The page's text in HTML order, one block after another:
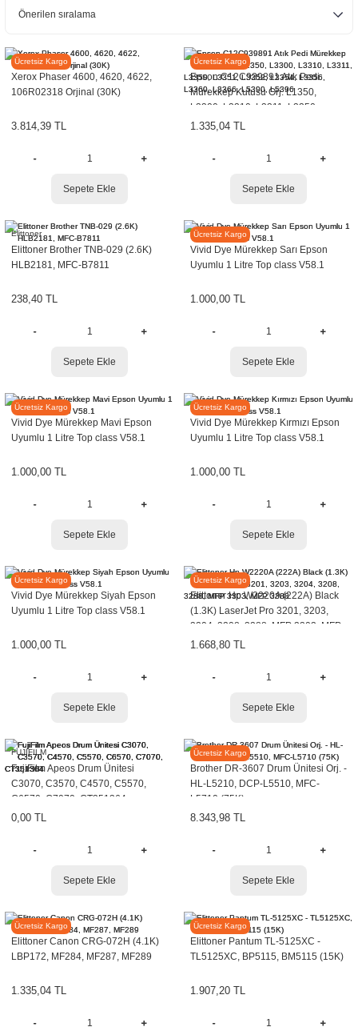
Ücretsiz Kargo
Elittoner
Xerox Phaser 4600, 4620, 4622,
106R02318 Orjinal (30K)
3.814,39 TL
Sepete Ekle
Ücretsiz Kargo
EPSON
Epson C12C939891 Atık Pedi
Mürekkep Kutusu Orj. L1350,
L3300, L3310, L3311, L3350,
L3351, L3352, L3354, L3356,
1.335,04 TL
Sepete Ekle
Elittoner
Elittoner Brother TNB-029 (2.6K)
HLB2181, MFC-B7811
238,40 TL
Sepete Ekle
Ücretsiz Kargo
VİVİD
Vivid Dye Mürekkep Sarı Epson
Uyumlu 1 Litre Top class V58.1
1.000,00 TL
Sepete Ekle
Ücretsiz Kargo
VİVİD
Vivid Dye Mürekkep Mavi Epson
Uyumlu 1 Litre Top class V58.1
1.000,00 TL
Sepete Ekle
Ücretsiz Kargo
VİVİD
Vivid Dye Mürekkep Kırmızı Epson
Uyumlu 1 Litre Top class V58.1
1.000,00 TL
Sepete Ekle
Ücretsiz Kargo
VİVİD
Vivid Dye Mürekkep Siyah Epson
Uyumlu 1 Litre Top class V58.1
1.000,00 TL
Sepete Ekle
Ücretsiz Kargo
Elittoner
Elittoner Hp W2220A (222A) Black
(1.3K) LaserJet Pro 3201, 3203,
3204, 3208, 3288, MFP 3303, MFP
3388
1.668,80 TL
Sepete Ekle
FUJIFILM
FujiFilm Apeos Drum Ünitesi
C3070, C3570, C4570, C5570,
C6570, C7070, CT351364
0,00 TL
Sepete Ekle
Ücretsiz Kargo
BROTHER
Brother DR-3607 Drum Ünitesi Orj. -
HL-L5210, DCP-L5510, MFC-
L5710 (75K)
8.343,98 TL
Sepete Ekle
Ücretsiz Kargo
Elittoner
Elittoner Canon CRG-072H (4.1K)
LBP172, MF284, MF287, MF289
1.335,04 TL
Ücretsiz Kargo
Elittoner
Elittoner Pantum TL-5125XC -
TL5125XC, BP5115, BM5115 (15K)
1.907,20 TL